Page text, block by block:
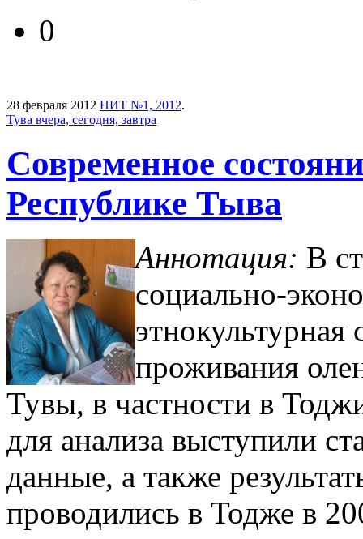
0
28 февраля 2012 НИТ №1, 2012.
Тува вчера, сегодня, завтра
Современное
Республике Тыва
Аннотация: В
социально-
этнокультурная
проживания
Тувы, в частности в
для анализа выступили
данные, а также
проводились в Тодже в